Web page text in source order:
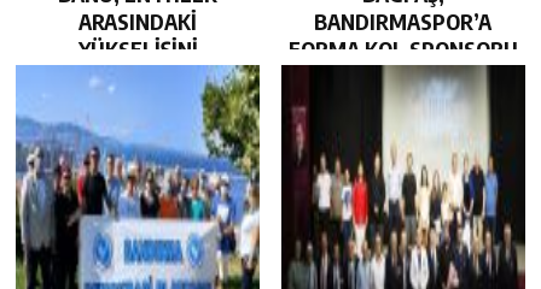
ARASINDAKİ
YÜKSELİŞİNİ
SÜRDÜRDÜ…
BANDIRMASPOR’A
FORMA KOL SPONSORU
OLARAK KUCAK AÇTI…